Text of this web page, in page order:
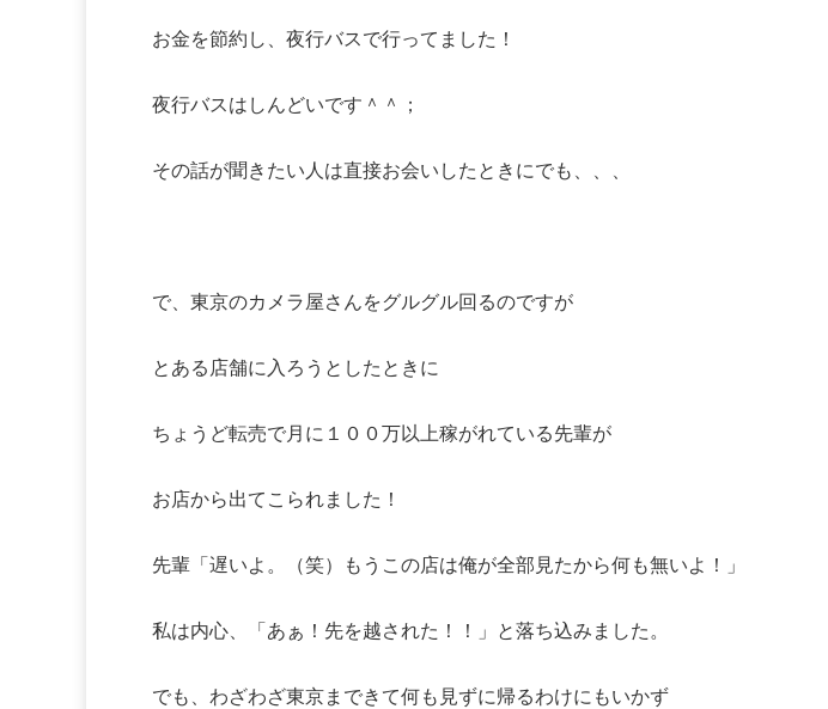
お金を節約し、夜行バスで行ってました！
夜行バスはしんどいです＾＾；
その話が聞きたい人は直接お会いしたときにでも、、、
で、東京のカメラ屋さんをグルグル回るのですが
とある店舗に入ろうとしたときに
ちょうど転売で月に１００万以上稼がれている先輩が
お店から出てこられました！
先輩「遅いよ。（笑）もうこの店は俺が全部見たから何も無いよ！」
私は内心、「あぁ！先を越された！！」と落ち込みました。
でも、わざわざ東京まできて何も見ずに帰るわけにもいかず